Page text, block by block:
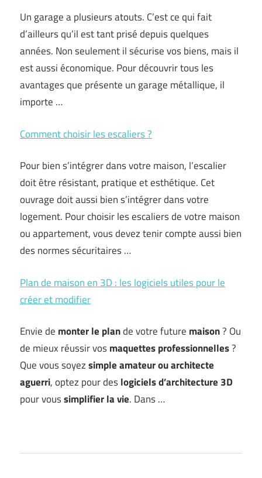
Un garage a plusieurs atouts. C’est ce qui fait
d’ailleurs qu’il est tant prisé depuis quelques
années. Non seulement il sécurise vos biens, mais il
est aussi économique. Pour découvrir tous les
avantages que présente un garage métallique, il
importe …
Comment choisir les escaliers ?
Pour bien s’intégrer dans votre maison, l’escalier
doit être résistant, pratique et esthétique. Cet
ouvrage doit aussi bien s’intégrer dans votre
logement. Pour choisir les escaliers de votre maison
ou appartement, vous devez tenir compte aussi bien
des normes sécuritaires …
Plan de maison en 3D : les logiciels utiles pour le
créer et modifier
Envie de monter le plande votre future maison? Ou
de mieux réussir vosmaquettes professionnelles?
Que vous soyezsimple amateur ou architecte
aguerri, optez pour deslogiciels d’architecture 3D
pour voussimplifier la vie. Dans …